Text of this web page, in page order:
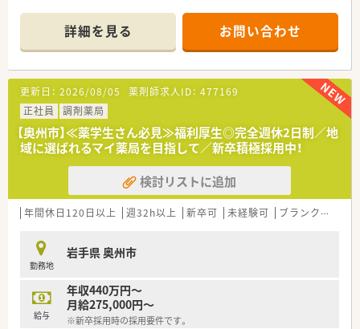
■新卒採用も積極的に行っており、若手も活躍できる環境は整っ
ております。
■教育制度は集合研修やEラーニングを活用しております。
詳細を見る お問い合わせ
更新日： 2026/08/05 薬剤師求人ID： 477169
正社員
調剤薬局
【奥州市】≪薬学生さん必見≫福利厚生◎完全週休2日制／地
域に選ばれるマイ薬局を目指して／新卒積極採用中！
検討リストに追加
年間休日120日以上 週32h以上 新卒可 未経験可 ブランク可
勤務地
岩手県 奥州市
給与
年収440万円～
月給275,000円～
※新卒採用時の採用要件です。